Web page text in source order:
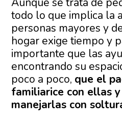
todo lo que implica la
personas mayores y
hogar exige tiempo y
importante que las
encontrando su
poco a poco, que el
familiarice con ellas
manejarlas con